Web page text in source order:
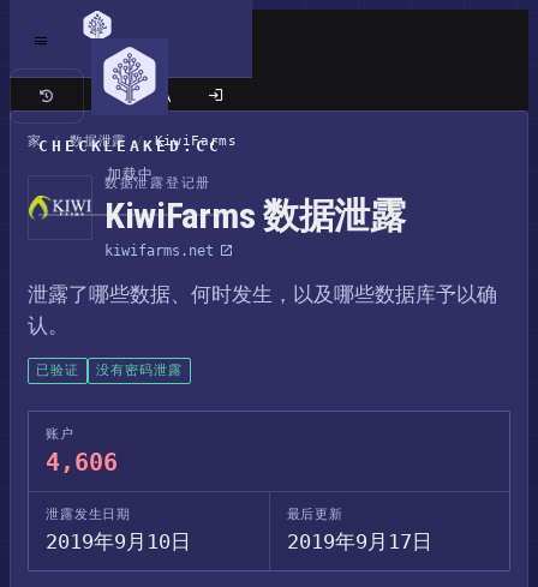
CHECKLEAKED.CC
加载中
经典站点
家 / 数据泄露 / KiwiFarms
数据泄露登记册
KiwiFarms 数据泄露
kiwifarms.net
泄露了哪些数据、何时发生，以及哪些数据库予以确
认。
已验证 没有密码泄露
账户
4,606
泄露发生日期
2019年9月10日
最后更新
2019年9月17日